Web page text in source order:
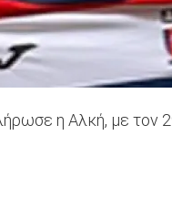
η Αλκή, με τον